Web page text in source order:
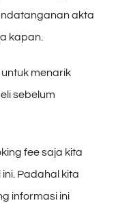
akta
kapan.
menarik
sebelum
fee saja kita
Padahal kita
informasi ini